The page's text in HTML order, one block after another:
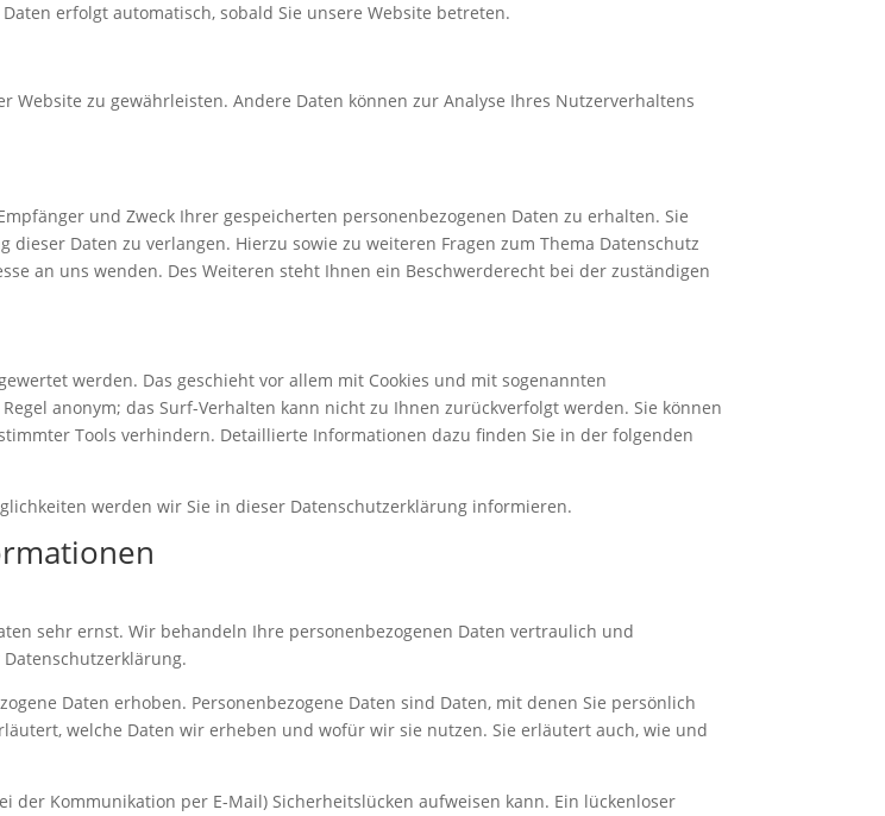
erfolgt automatisch, sobald Sie unsere Website betreten.
zu gewährleisten. Andere Daten können zur Analyse Ihres Nutzerverhaltens
und Zweck Ihrer gespeicherten personenbezogenen Daten zu erhalten. Sie
Daten zu verlangen. Hierzu sowie zu weiteren Fragen zum Thema Datenschutz
an uns wenden. Des Weiteren steht Ihnen ein Beschwerderecht bei der zuständigen
werden. Das geschieht vor allem mit Cookies und mit sogenannten
anonym; das Surf-Verhalten kann nicht zu Ihnen zurückverfolgt werden. Sie können
Tools verhindern. Detaillierte Informationen dazu finden Sie in der folgenden
werden wir Sie in dieser Datenschutzerklärung informieren.
sehr ernst. Wir behandeln Ihre personenbezogenen Daten vertraulich und
Daten erhoben. Personenbezogene Daten sind Daten, mit denen Sie persönlich
welche Daten wir erheben und wofür wir sie nutzen. Sie erläutert auch, wie und
Kommunikation per E-Mail) Sicherheitslücken aufweisen kann. Ein lückenloser